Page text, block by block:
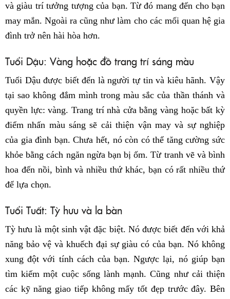
và giàu trí tưởng tượng của bạn. Từ đó mang đến cho bạn
may mắn. Ngoài ra cũng như làm cho các mối quan hệ gia
đình trở nên hài hòa hơn.
Tuổi Dậu: Vàng hoặc đồ trang trí sáng màu
Tuổi Dậu được biết đến là người tự tin và kiêu hãnh. Vậy
tại sao không đắm mình trong màu sắc của thần thánh và
quyền lực: vàng. Trang trí nhà cửa bằng vàng hoặc bất kỳ
điểm nhấn màu sáng sẽ cải thiện vận may và sự nghiệp
của gia đình bạn. Chưa hết, nó còn có thể tăng cường sức
khỏe bằng cách ngăn ngừa bạn bị ốm. Từ tranh vẽ và bình
hoa đến nồi, bình và nhiều thứ khác, bạn có rất nhiều thứ
để lựa chọn.
Tuổi Tuất: Tỳ hưu và la bàn
Tỳ hưu là một sinh vật đặc biệt. Nó được biết đến với khả
năng bảo vệ và khuếch đại sự giàu có của bạn. Nó không
xung đột với tính cách của bạn. Ngược lại, nó giúp bạn
tìm kiếm một cuộc sống lành mạnh. Cũng như cải thiện
các kỹ năng giao tiếp không mấy tốt đẹp trước đây. Bên